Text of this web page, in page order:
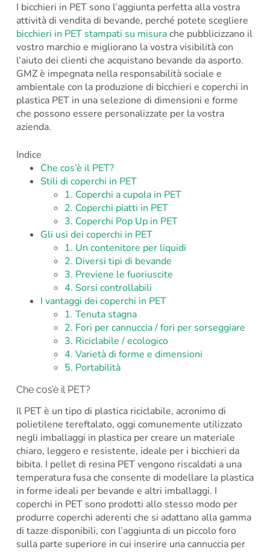
I bicchieri in PET sono l’aggiunta perfetta alla vostra
attività di vendita di bevande, perché potete scegliere
bicchieri in PET stampati su misurache pubblicizzano il
vostro marchio e migliorano la vostra visibilità con
l’aiuto dei clienti che acquistano bevande da asporto.
GMZ è impegnata nella responsabilità sociale e
ambientale con la produzione di bicchieri e coperchi in
plastica PET in una selezione di dimensioni e forme
che possono essere personalizzate per la vostra
azienda.
Indice
Che cos’è il PET?
Stili di coperchi in PET
1. Coperchi a cupola in PET
2. Coperchi piatti in PET
3. Coperchi Pop Up in PET
Gli usi dei coperchi in PET
1. Un contenitore per liquidi
2. Diversi tipi di bevande
3. Previene le fuoriuscite
4. Sorsi controllabili
I vantaggi dei coperchi in PET
1. Tenuta stagna
2. Fori per cannuccia / fori per sorseggiare
3. Riciclabile / ecologico
4. Varietà di forme e dimensioni
5. Portabilità
Che cos’è il PET?
Il PET è un tipo di plastica riciclabile, acronimo di
polietilene tereftalato, oggi comunemente utilizzato
negli imballaggi in plastica per creare un materiale
chiaro, leggero e resistente, ideale per i bicchieri da
bibita. I pellet di resina PET vengono riscaldati a una
temperatura fusa che consente di modellare la plastica
in forme ideali per bevande e altri imballaggi. I
coperchi in PET sono prodotti allo stesso modo per
produrre coperchi aderenti che si adattano alla gamma
di tazze disponibili, con l’aggiunta di un piccolo foro
sulla parte superiore in cui inserire una cannuccia per